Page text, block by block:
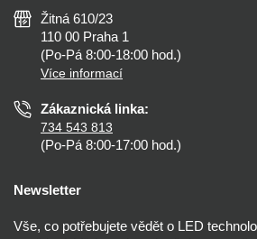
Nejčastější dotazy
Než koupíte
Osvětlení dle místnosti
Zásady ochrany soukromí
Nastavení cookies
Prohlášení o přístupnosti
Žitná 610/23
110 00 Praha 1
(Po-Pá 8:00-18:00 hod.)
Více informací
Zákaznická linka:
734 543 813
(Po-Pá 8:00-17:00 hod.)
Newsletter
Vše, co potřebujete vědět o LED